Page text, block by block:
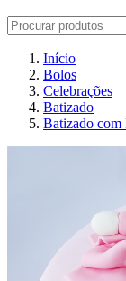
Início
Bolos
Celebrações
Batizado
Batizado com